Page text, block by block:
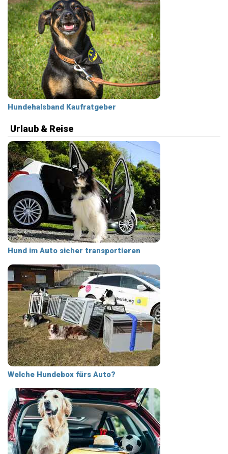
Hundehalsband Kaufratgeber
Urlaub & Reise
Hund im Auto sicher transportieren
Welche Hundebox fürs Auto?